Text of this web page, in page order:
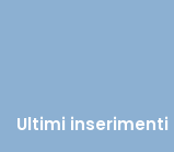
Ultimi inserimenti